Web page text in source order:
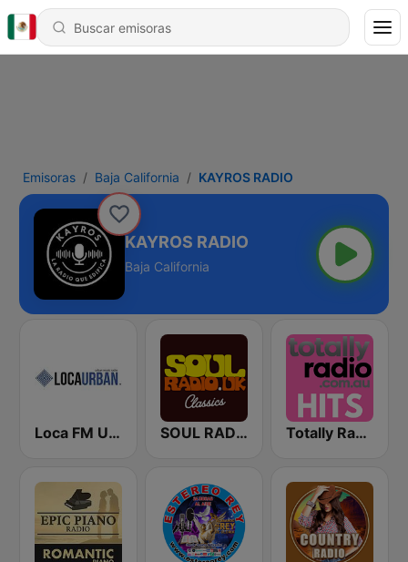
Emisoras Baja California KAYROS RADIO
KAYROS RADIO
Baja California
Loca FM Urban SOUL RADIO Only Classic Soul Totally Radio Hits